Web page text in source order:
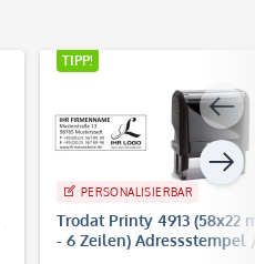
TIPP!
PERSONALISIERBAR
Trodat Printy 4913 (58x22
- 6 Zeilen) Adressstempel